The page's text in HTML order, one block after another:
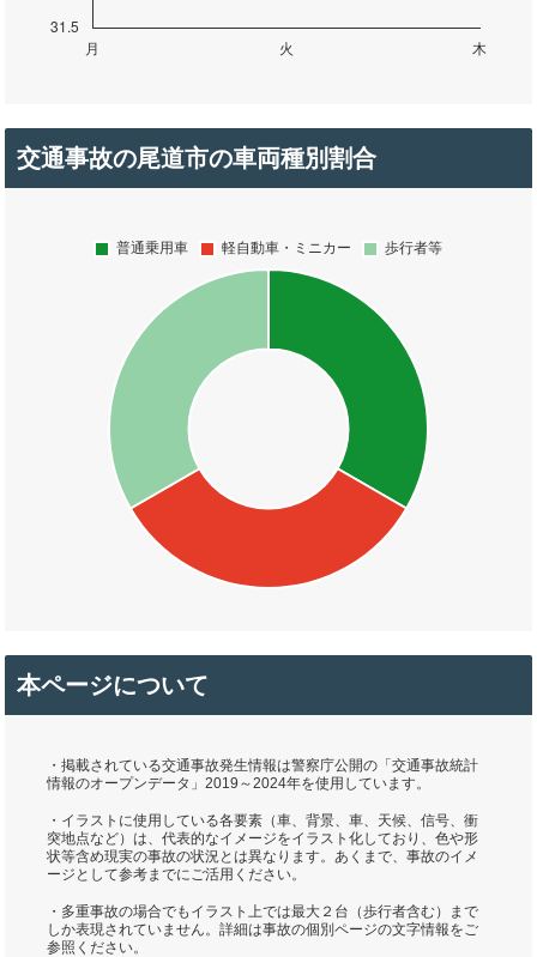
交通事故の尾道市の車両種別割合
本ページについて
・掲載されている交通事故発生情報は警察庁公開の「交通事故統計
情報のオープンデータ」2019～2024年を使用しています。
・イラストに使用している各要素（車、背景、車、天候、信号、衝
突地点など）は、代表的なイメージをイラスト化しており、色や形
状等含め現実の事故の状況とは異なります。あくまで、事故のイメ
ージとして参考までにご活用ください。
・多重事故の場合でもイラスト上では最大２台（歩行者含む）まで
しか表現されていません。詳細は事故の個別ページの文字情報をご
参照ください。